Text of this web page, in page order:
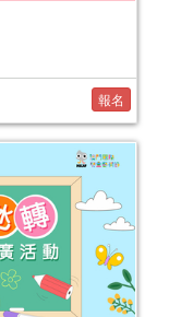
報名